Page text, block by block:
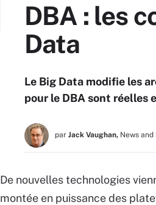
DBA : les
Data
Le Big Data modifie les
pour le DBA sont réelles
par Jack Vaughan, News
De nouvelles technologies
montée en puissance des